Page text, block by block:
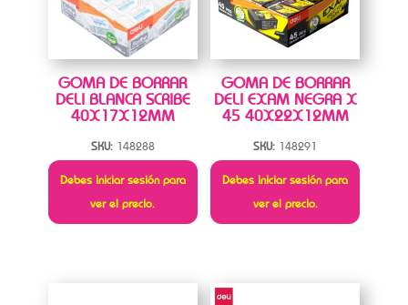
GOMA DE BORRAR
DELI BLANCA SCRIBE
40X17X12MM
SKU: 148288
Debes iniciar sesión para
ver el precio.
GOMA DE BORRAR
DELI EXAM NEGRA X
45 40X22X12MM
SKU: 148291
Debes iniciar sesión para
ver el precio.